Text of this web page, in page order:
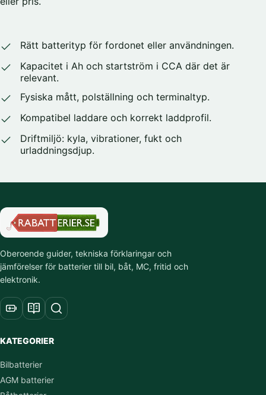
Rätt batterityp för fordonet eller användningen.
Kapacitet i Ah och startström i CCA där det är
relevant.
Fysiska mått, polställning och terminaltyp.
Kompatibel laddare och korrekt laddprofil.
Driftmiljö: kyla, vibrationer, fukt och
urladdningsdjup.
Oberoende guider, tekniska förklaringar och
jämförelser för batterier till bil, båt, MC, fritid och
elektronik.
KATEGORIER
Bilbatterier
AGM batterier